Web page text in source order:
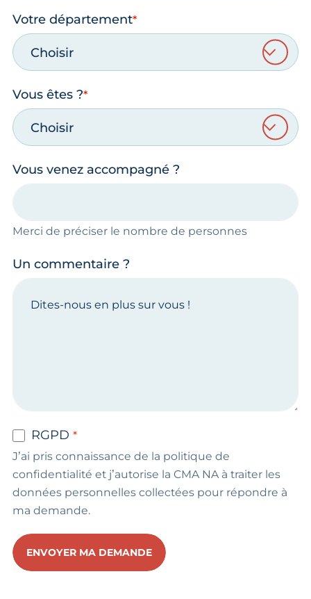
Votre département
Choisir
Vous êtes ?
Choisir
Vous venez accompagné ?
Merci de préciser le nombre de personnes
Un commentaire ?
RGPD
J’ai pris connaissance de la politique de
confidentialité et j’autorise la CMA NA à traiter les
données personnelles collectées pour répondre à
ma demande.
ENVOYER MA DEMANDE